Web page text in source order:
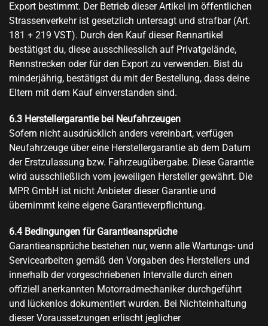
Export bestimmt. Der Betrieb dieser Artikel im öffentlichen
Strassenverkehr ist gesetzlich untersagt und strafbar (Art.
181 + 219 VST). Durch den Kauf dieser Rennartikel
bestätigst du, diese ausschliesslich auf Privatgelände,
Rennstrecken oder für den Export zu verwenden. Bist du
minderjährig, bestätigst du mit der Bestellung, dass deine
Eltern mit dem Kauf einverstanden sind.
6.3 Herstellergarantie bei Neufahrzeugen
Sofern nicht ausdrücklich anders vereinbart, verfügen
Neufahrzeuge über eine Herstellergarantie ab dem Datum
der Erstzulassung bzw. Fahrzeugübergabe. Diese Garantie
wird ausschließlich vom jeweiligen Hersteller gewährt. Die
MPR GmbH ist nicht Anbieter dieser Garantie und
übernimmt keine eigene Garantieverpflichtung.
6.4 Bedingungen für Garantieansprüche
Garantieansprüche bestehen nur, wenn alle Wartungs- und
Servicearbeiten gemäß den Vorgaben des Herstellers und
innerhalb der vorgeschriebenen Intervalle durch einen
offiziell anerkannten Motorradmechaniker durchgeführt
und lückenlos dokumentiert wurden. Bei Nichteinhaltung
dieser Voraussetzungen erlischt jeglicher